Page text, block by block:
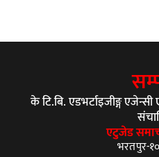
के टि.बि. एडभर्टाइजीङ्ग एजेन्सी
एटुजेड
भरतपुर-